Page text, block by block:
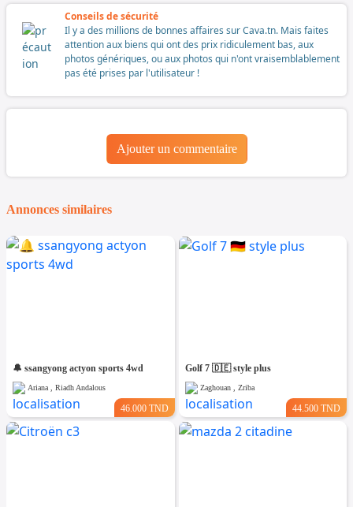
Conseils de sécurité
Il y a des millions de bonnes affaires sur Cava.tn. Mais faites
attention aux biens qui ont des prix ridiculement bas, aux
photos génériques, ou aux photos qui n'ont vraisemblablement
pas été prises par l'utilisateur !
Ajouter un commentaire
Annonces similaires
🔔 ssangyong actyon sports 4wd
Ariana , Riadh Andalous
46.000 TND
Golf 7 🇩🇪 style plus
Zaghouan , Zriba
44.500 TND